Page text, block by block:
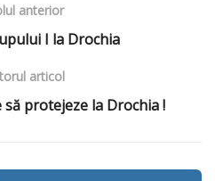
anterior
I la Drochia
articol
protejeze la Drochia !